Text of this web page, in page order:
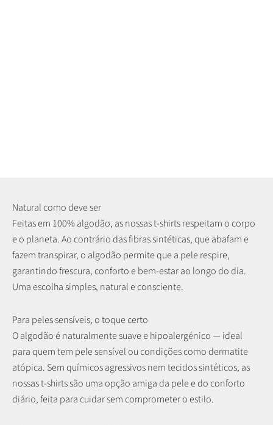
Natural como deve ser
Feitas em 100% algodão, as nossas t-shirts respeitam o corpo
e o planeta. Ao contrário das fibras sintéticas, que abafam e
fazem transpirar, o algodão permite que a pele respire,
garantindo frescura, conforto e bem-estar ao longo do dia.
Uma escolha simples, natural e consciente.
Para peles sensíveis, o toque certo
O algodão é naturalmente suave e hipoalergénico — ideal
para quem tem pele sensível ou condições como dermatite
atópica. Sem químicos agressivos nem tecidos sintéticos, as
nossas t-shirts são uma opção amiga da pele e do conforto
diário, feita para cuidar sem comprometer o estilo.